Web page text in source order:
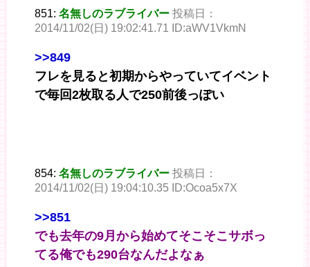
851: 名無しのラブライバー 投稿日：
2014/11/02(日) 19:02:41.71 ID:aWV1VkmN
>>849
フレを見ると初期からやっていてイベント
で毎回2枚取る人で250前後っぽい
854: 名無しのラブライバー 投稿日：
2014/11/02(日) 19:04:10.35 ID:Ocoa5x7X
>>851
でも去年の9月から始めてそこそこサボっ
てる俺でも290台なんだよなぁ